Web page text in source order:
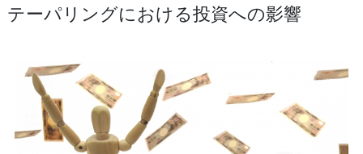
テーパリングにおける投資への影響